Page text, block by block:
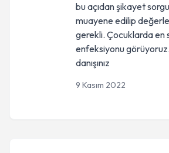
bu açıdan şikayet
muayene edilip
gerekli. Çocuklarda en
enfeksiyonu
danışınız
9 Kasım 2022